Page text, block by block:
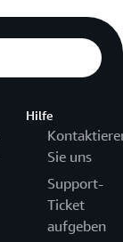
Hilfe
Sie uns
Support-
Ticket
aufgeben